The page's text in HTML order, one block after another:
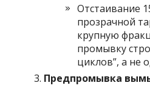
Отстаивание
прозрачной
крупную
промывку
циклов”, а не
Предпромывка